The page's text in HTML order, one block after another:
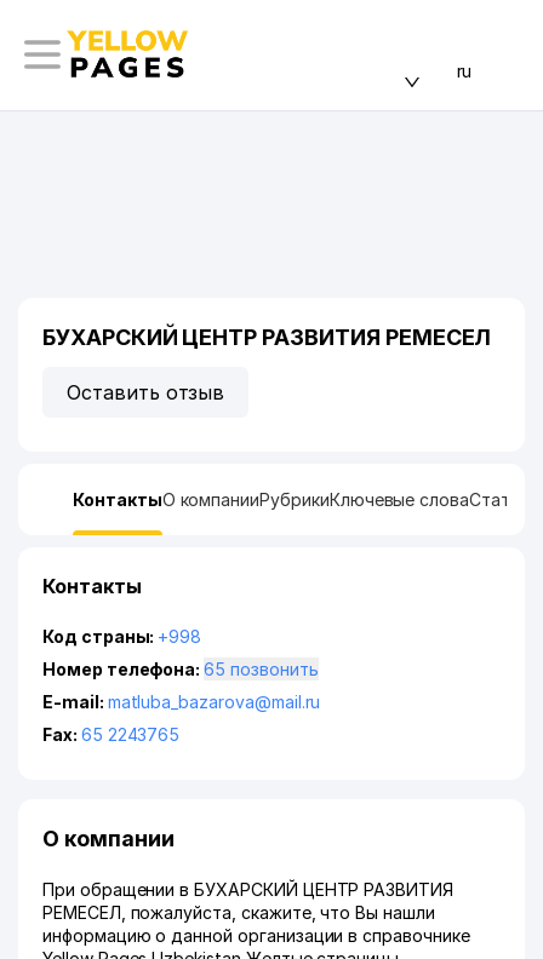
ru
БУХАРСКИЙ ЦЕНТР РАЗВИТИЯ РЕМЕСЕЛ
Оставить отзыв
КонтактыО компанииРубрикиКлючевые слова
Контакты
Код страны: +998
Номер телефона:
65 позвонить
E-mail: matluba_bazarova@mail.ru
Fax: 65 2243765
О компании
При обращении в БУХАРСКИЙ ЦЕНТР РАЗВИТИЯ
РЕМЕСЕЛ, пожалуйста, скажите, что Вы нашли
информацию о данной организации в справочнике